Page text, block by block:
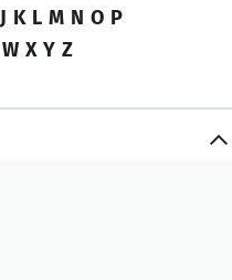
J K L M N O P
W X Y Z